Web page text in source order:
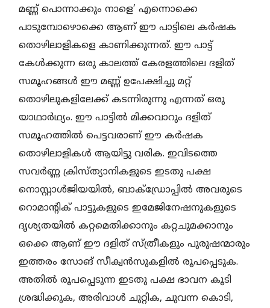
മണ്ണ് പൊന്നാക്കും നാളെ’ എന്നൊക്കെ
പാടുമ്പോഴൊക്കെ ആണ് ഈ പാട്ടിലെ കർഷക
തൊഴിലാളികളെ കാണിക്കുന്നത്. ഈ പാട്ട്
കേൾക്കുന്ന ഒരു കാലത്ത് കേരളത്തിലെ ദളിത്
സമൂഹങ്ങൾ ഈ മണ്ണ് ഉപേക്ഷിച്ചു മറ്റ്
തൊഴിലുകളിലേക്ക് കടന്നിരുന്നു എന്നത് ഒരു
യാഥാർഥ്യം. ഈ പാട്ടിൽ മിക്കവാറും ദളിത്
സമൂഹത്തിൽ പെട്ടവരാണ് ഈ കർഷക
തൊഴിലാളികൾ ആയിട്ടു വരിക. ഇവിടത്തെ
സവർണ്ണ ക്രിസ്ത്യാനികളുടെ ഇടതു പക്ഷ
നൊസ്റ്റാൾജിയയിൽ, ബാക്ഡ്രോപ്പിൽ അവരുടെ
റൊമാന്റിക് പാട്ടുകളുടെ ഇമേജിനേഷനുകളുടെ
ദൃശ്യതയിൽ കറ്റമെതിക്കാനും കറ്റചുമക്കാനും
ഒക്കെ ആണ് ഈ ദളിത് സ്ത്രീകളും പുരുഷന്മാരും
ഇത്തരം സോങ് സീക്വൻസുകളിൽ രൂപപ്പെടുക.
അതിൽ രൂപപ്പെടുന്ന ഇടതു പക്ഷ ഭാവന കൂടി
ശ്രദ്ധിക്കുക, അരിവാൾ ചുറ്റിക, ചുവന്ന കൊടി,